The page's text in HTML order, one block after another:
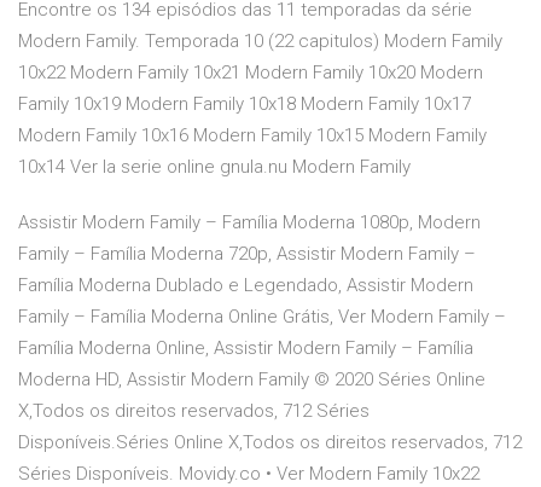
Encontre os 134 episódios das 11 temporadas da série
Modern Family. Temporada 10 (22 capitulos) Modern Family
10x22 Modern Family 10x21 Modern Family 10x20 Modern
Family 10x19 Modern Family 10x18 Modern Family 10x17
Modern Family 10x16 Modern Family 10x15 Modern Family
10x14 Ver la serie online gnula.nu Modern Family
Assistir Modern Family – Família Moderna 1080p, Modern
Family – Família Moderna 720p, Assistir Modern Family –
Família Moderna Dublado e Legendado, Assistir Modern
Family – Família Moderna Online Grátis, Ver Modern Family –
Família Moderna Online, Assistir Modern Family – Família
Moderna HD, Assistir Modern Family © 2020 Séries Online
X,Todos os direitos reservados, 712 Séries
Disponíveis.Séries Online X,Todos os direitos reservados, 712
Séries Disponíveis. Movidy.co • Ver Modern Family 10x22